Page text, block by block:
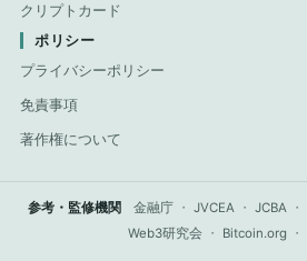
クリプトカード
ポリシー
プライバシーポリシー
免責事項
著作権について
参考・監修機関 金融庁 ・ JVCEA ・ JCBA ・
Web3研究会 ・ Bitcoin.org ・